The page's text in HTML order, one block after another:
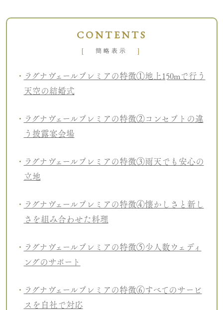
CONTENTS
[ 簡略表示 ]
ラグナヴェールプレミアの特徴①地上150mで行う
天空の結婚式
ラグナヴェールプレミアの特徴②コンセプトの違
う披露宴会場
ラグナヴェールプレミアの特徴③雨天でも安心の
立地
ラグナヴェールプレミアの特徴④懐かしさと新し
さを組み合わせた料理
ラグナヴェールプレミアの特徴⑤少人数ウェディ
ングのサポート
ラグナヴェールプレミアの特徴⑥すべてのサービ
スを自社で対応